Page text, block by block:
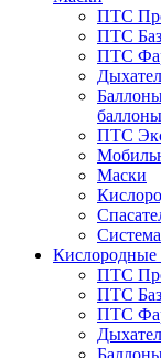
ПТС
ПТС
ПТС
баллоны
ПТС
Маски
Кислородные
ПТС
ПТС
ПТС